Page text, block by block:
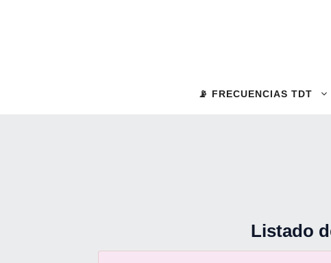
📡 FRECUENCIAS TDT
Listado